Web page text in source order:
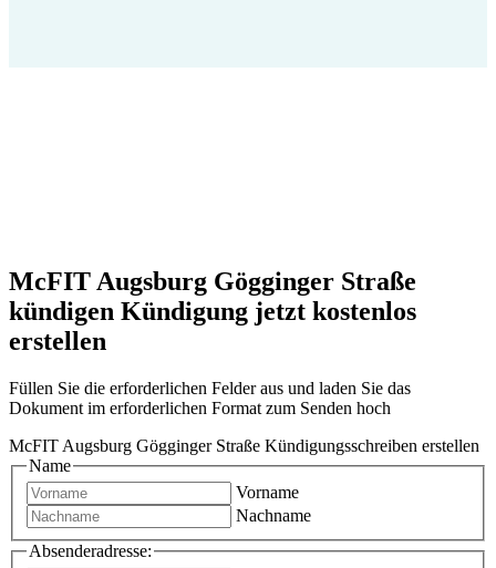
McFIT Augsburg Gögginger Straße
kündigen Kündigung jetzt kostenlos
erstellen
Füllen Sie die erforderlichen Felder aus und laden Sie das
Dokument im erforderlichen Format zum Senden hoch
McFIT Augsburg Gögginger Straße Kündigungsschreiben erstellen
Name
Vorname
Nachname
Absenderadresse: